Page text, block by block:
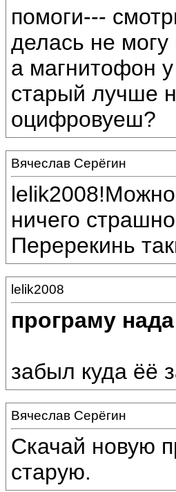
помоги---
делась не
а магнитофон
старый лучше
оцифровуеш?
Вячеслав Серёгин
lelik2008!Можно
ничего
Перерекинь
lelik2008
програму
забыл куда ёё
Вячеслав Серёгин
Скачай новую
старую.